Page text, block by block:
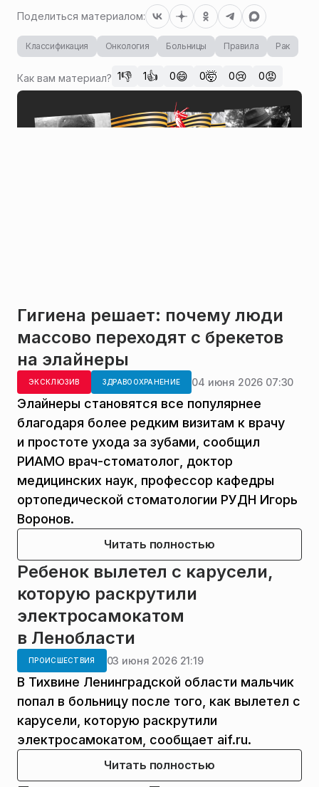
Поделиться материалом:
Классификация Онкология Больницы Правила Рак
Как вам материал? 1👎 1👍 0😄 0🤯 0😢 0😡
Гигиена решает: почему люди
массово переходят с брекетов
на элайнеры
ЭКСКЛЮЗИВ ЗДРАВООХРАНЕНИЕ 04 июня 2026 07:30
Элайнеры становятся все популярнее
благодаря более редким визитам к врачу
и простоте ухода за зубами, сообщил
РИАМО врач-стоматолог, доктор
медицинских наук, профессор кафедры
ортопедической стоматологии РУДН Игорь
Воронов.
Читать полностью
Ребенок вылетел с карусели,
которую раскрутили
электросамокатом
в Ленобласти
ПРОИСШЕСТВИЯ 03 июня 2026 21:19
В Тихвине Ленинградской области мальчик
попал в больницу после того, как вылетел с
карусели, которую раскрутили
электросамокатом, сообщает aif.ru.
Читать полностью